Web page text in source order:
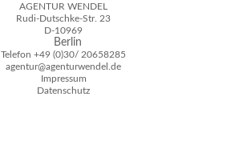
AGENTUR WENDEL
Rudi-Dutschke-Str. 23
D-10969
Berlin
Telefon +49 (0)30/ 20658285
agentur@agenturwendel.de
Impressum
Datenschutz